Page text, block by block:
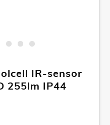
IR-sensor
255lm IP44